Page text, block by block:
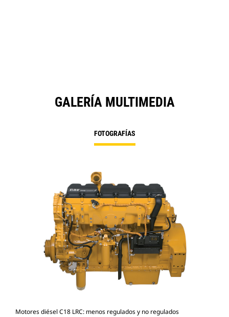
GALERÍA MULTIMEDIA
FOTOGRAFÍAS
Motores diésel C18 LRC: menos regulados y no regulados